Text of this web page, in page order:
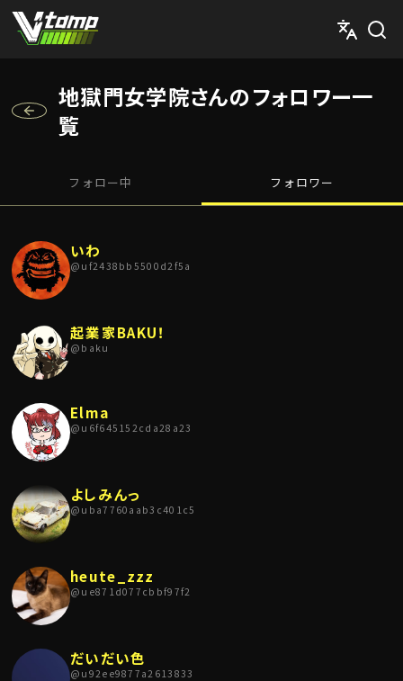
地獄門女学院さんのフォロワー一
覧
フォロー中 フォロワー
いわ
@ uf2438bb5500d2f5a
起業家BAKU！
@ baku
Elma
@ u6f645152cda28a23
よしみんっ
@ uba7760aab3c401c5
heute_zzz
@ ue871d077cbbf97f2
だいだい色
@ u92ee9877a2613833